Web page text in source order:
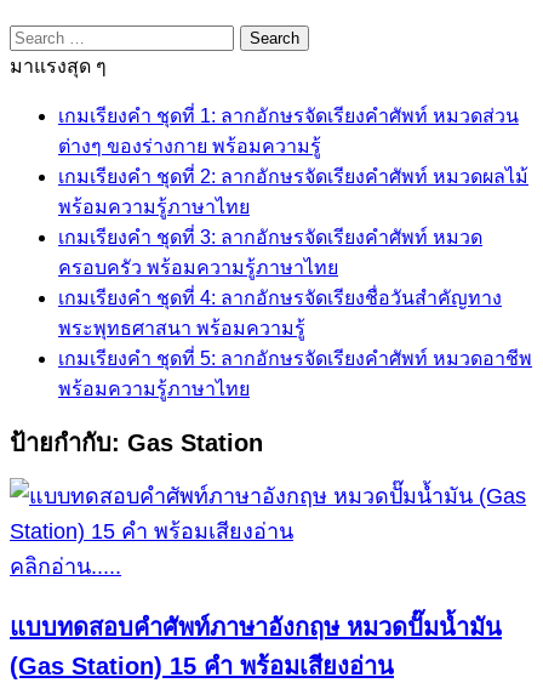
Search
for:
มาแรงสุด ๆ
เกมเรียงคำ ชุดที่ 1: ลากอักษรจัดเรียงคำศัพท์ หมวดส่วน
ต่างๆ ของร่างกาย พร้อมความรู้
เกมเรียงคำ ชุดที่ 2: ลากอักษรจัดเรียงคำศัพท์ หมวดผลไม้
พร้อมความรู้ภาษาไทย
เกมเรียงคำ ชุดที่ 3: ลากอักษรจัดเรียงคำศัพท์ หมวด
ครอบครัว พร้อมความรู้ภาษาไทย
เกมเรียงคำ ชุดที่ 4: ลากอักษรจัดเรียงชื่อวันสำคัญทาง
พระพุทธศาสนา พร้อมความรู้
เกมเรียงคำ ชุดที่ 5: ลากอักษรจัดเรียงคำศัพท์ หมวดอาชีพ
พร้อมความรู้ภาษาไทย
ป้ายกำกับ: Gas Station
คลิกอ่าน.....
แบบทดสอบคำศัพท์ภาษาอังกฤษ หมวดปั๊มน้ำมัน
(Gas Station) 15 คำ พร้อมเสียงอ่าน